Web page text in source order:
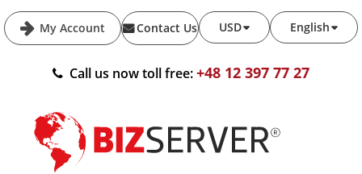
My Account English
USD
Contact Us
Call us now toll free:+48 12 397 77 27